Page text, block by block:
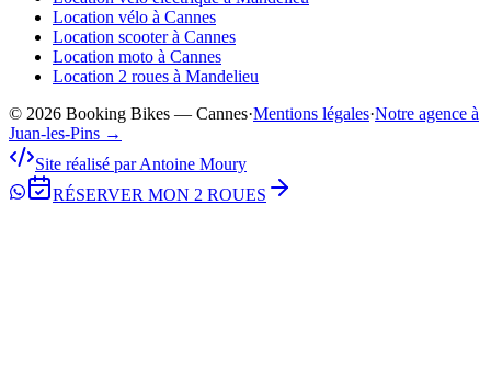
Location vélo à Cannes
Location scooter à Cannes
Location moto à Cannes
Location 2 roues à Mandelieu
© 2026 Booking Bikes — Cannes·Mentions légales·Notre agence à
Juan-les-Pins →
Site réalisé par Antoine Moury
RÉSERVER MON 2 ROUES